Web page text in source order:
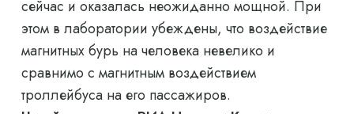
сейчас и оказалась неожиданно мощной. При
этом в лаборатории убеждены, что воздействие
магнитных бурь на человека невелико и
сравнимо с магнитным воздействием
троллейбуса на его пассажиров.